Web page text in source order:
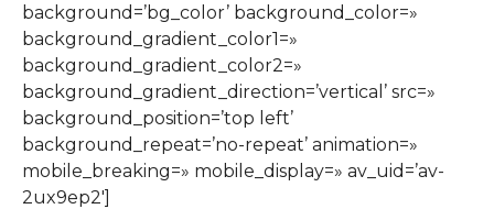
background=’bg_color’ background_color=»
background_gradient_color1=»
background_gradient_color2=»
background_gradient_direction=’vertical’ src=»
background_position=’top left’
background_repeat=’no-repeat’ animation=»
mobile_breaking=» mobile_display=» av_uid=’av-
2ux9ep2′]